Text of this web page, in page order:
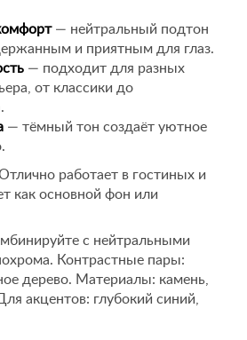
— нейтральный подтон
и приятным для глаз.
— подходит для разных
от классики до
— тёмный тон создаёт уютное
работает в гостиных и
как основной фон или
с нейтральными
Контрастные пары:
дерево. Материалы: камень,
акцентов: глубокий синий,